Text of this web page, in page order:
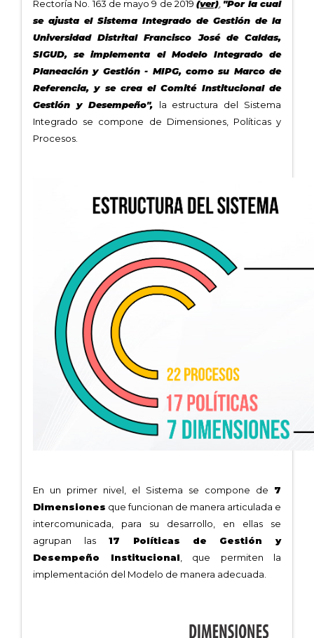
Rectoría No. 163 de mayo 9 de 2019(ver) "Por la cual
se ajusta el Sistema Integrado de Gestión de la
Universidad Distrital Francisco José de Caldas,
SIGUD, se implementa el Modelo Integrado de
Planeación y Gestión - MIPG, como su Marco de
Referencia, y se crea el Comité Institucional de
Gestión y Desempeño", la estructura del Sistema
Integrado se compone de Dimensiones, Políticas y
Procesos.
En un primer nivel, el Sistema se compone de 7
Dimensiones que funcionan de manera articulada e
intercomunicada, para su desarrollo, en ellas se
agrupan las 17 Políticas de
Gestión y
Desempeño Institucional , que permiten la
implementación del Modelo de manera adecuada.
registros
Anterior
Siguiente